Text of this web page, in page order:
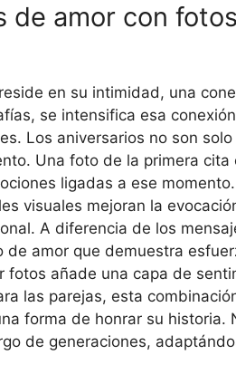
de amor con
en su intimidad, una
se intensifica esa
Los aniversarios no son
Una foto de la primera
ligadas a ese
visuales mejoran la
A diferencia de los
amor que demuestra
añade una capa de
las parejas, esta
forma de honrar su historia.
de generaciones,